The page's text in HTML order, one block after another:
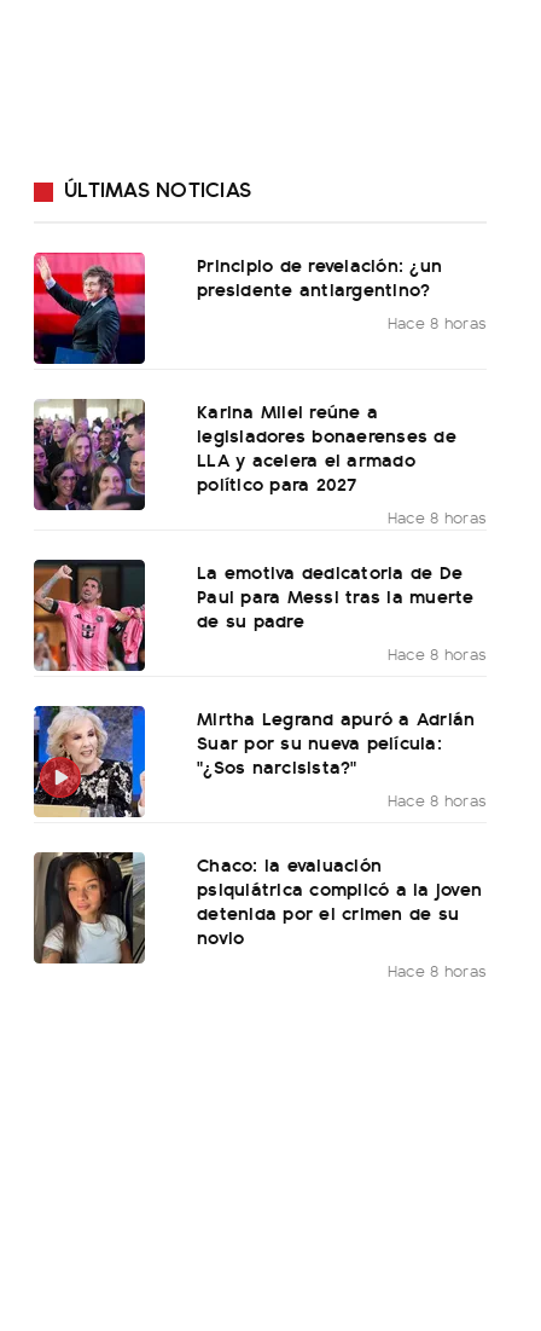
ÚLTIMAS NOTICIAS
Principio de revelación: ¿un
presidente antiargentino?
Hace 8 horas
Karina Milei reúne a
legisladores bonaerenses de
LLA y acelera el armado
político para 2027
Hace 8 horas
La emotiva dedicatoria de De
Paul para Messi tras la muerte
de su padre
Hace 8 horas
Mirtha Legrand apuró a Adrián
Suar por su nueva película:
"¿Sos narcisista?"
Hace 8 horas
Chaco: la evaluación
psiquiátrica complicó a la joven
detenida por el crimen de su
novio
Hace 8 horas